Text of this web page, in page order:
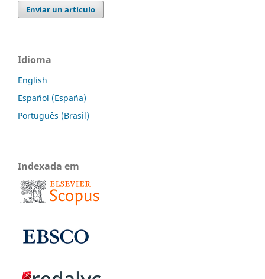
Enviar un artículo
Idioma
English
Español (España)
Português (Brasil)
Indexada em